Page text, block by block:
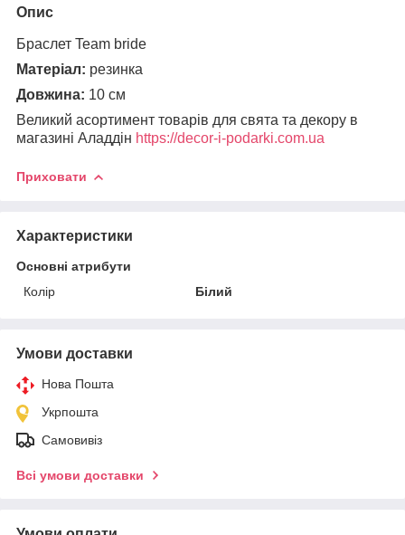
Опис
Браслет Team bride
Матеріал: резинка
Довжина: 10 см
Великий асортимент товарів для свята та декору в
магазині Аладдін https://decor-i-podarki.com.ua
Приховати
Характеристики
Основні атрибути
Колір
Білий
Умови доставки
Нова Пошта
Укрпошта
Самовивіз
Всі умови доставки